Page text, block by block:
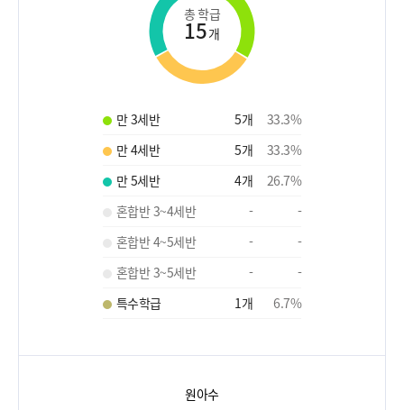
총 학급
15개
만 3세반 5개 33.3%
만 4세반
5개 33.3%
만 5세반
4개 26.7%
혼합반 3~4세반
-
-
혼합반 4~5세반
-
-
혼합반 3~5세반
-
-
특수학급
1개 6.7%
원아수